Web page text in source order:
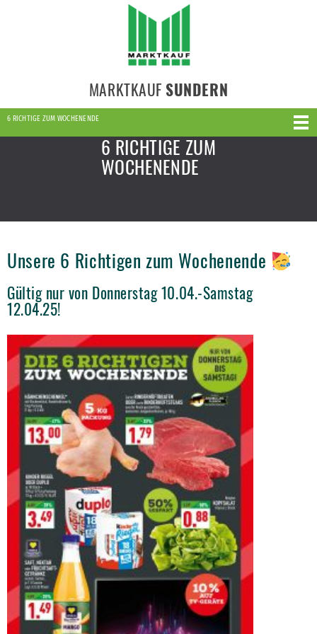
MARKTKAUF SUNDERN
6 RICHTIGE ZUM WOCHENENDE
6 RICHTIGE ZUM
WOCHENENDE
Unsere 6 Richtigen zum Wochenende
Gültig nur von Donnerstag 10.04.-Samstag
12.04.25!